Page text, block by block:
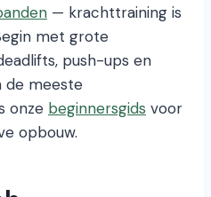
— krachttraining is
met grote
push-ups en
de meeste
onze beginnersgids voor
opbouw.